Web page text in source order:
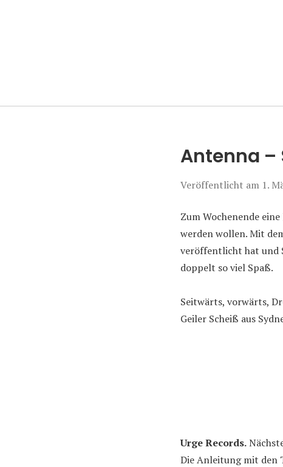
Antenna –
Veröffentlicht am 1.
Zum Wochenende
werden wollen. Mit
veröffentlicht hat und
doppelt so viel Spaß.
Seitwärts, vorwärts,
Geiler Scheiß aus
Urge Records.
Die Anleitung mit den